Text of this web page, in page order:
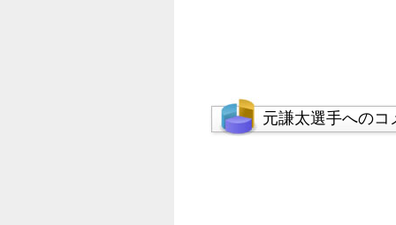
元謙太選手へのコ